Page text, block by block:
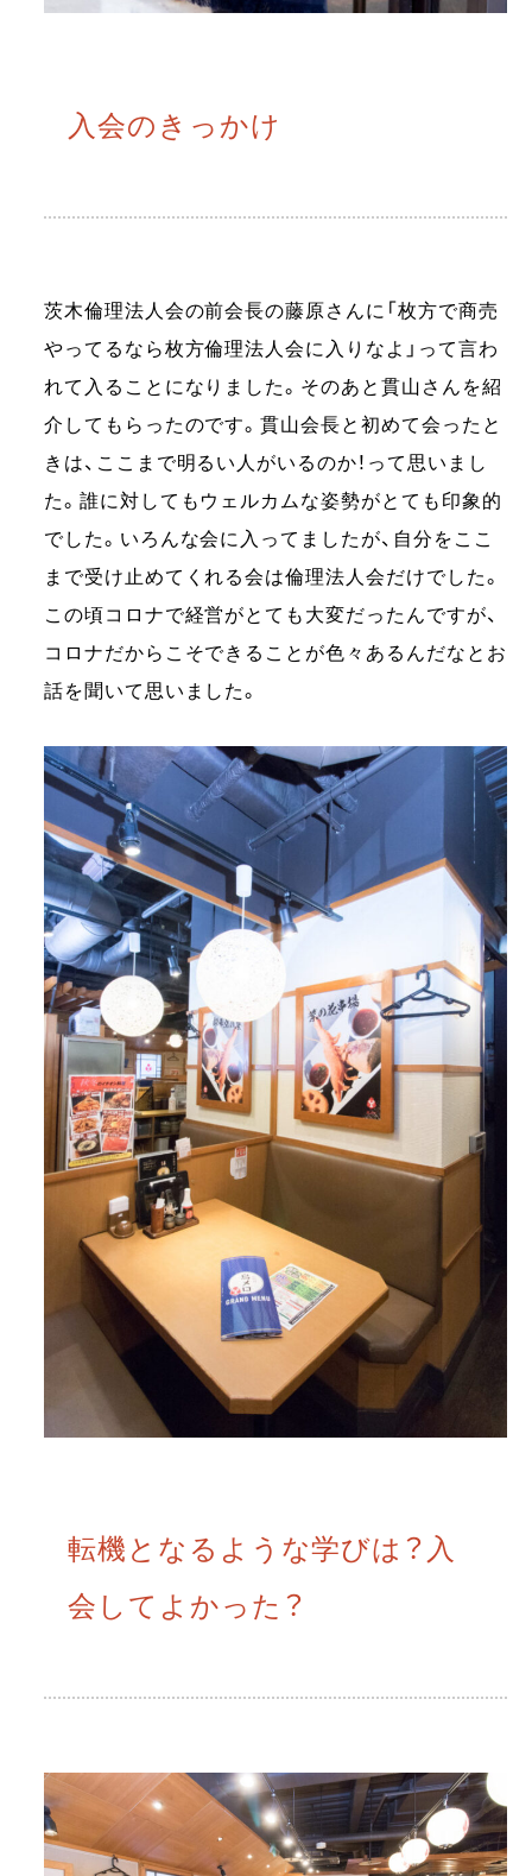
入会のきっかけ
茨木倫理法人会の前会長の藤原さんに「枚方で商売
やってるなら枚方倫理法人会に入りなよ」って言わ
れて入ることになりました。そのあと貫山さんを紹
介してもらったのです。貫山会長と初めて会ったと
きは、ここまで明るい人がいるのか！って思いまし
た。誰に対してもウェルカムな姿勢がとても印象的
でした。いろんな会に入ってましたが、自分をここ
まで受け止めてくれる会は倫理法人会だけでした。
この頃コロナで経営がとても大変だったんですが、
コロナだからこそできることが色々あるんだなとお
話を聞いて思いました。
転機となるような学びは？入
会してよかった？